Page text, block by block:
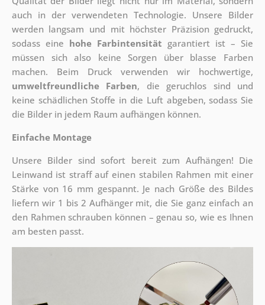
auch in der verwendeten Technologie. Unsere Bilder
werden langsam und mit höchster Präzision gedruckt,
sodass eine hohe Farbintensität garantiert ist – Sie
müssen sich also keine Sorgen über blasse Farben
machen. Beim Druck verwenden wir hochwertige,
umweltfreundliche Farben, die geruchlos sind und
keine schädlichen Stoffe in die Luft abgeben, sodass Sie
die Bilder in jedem Raum aufhängen können.
Einfache Montage
Unsere Bilder sind sofort bereit zum Aufhängen! Die
Leinwand ist straff auf einen stabilen Rahmen mit einer
Stärke von 16 mm gespannt. Je nach Größe des Bildes
liefern wir 1 bis 2 Aufhänger mit, die Sie ganz einfach an
den Rahmen schrauben können – genau so, wie es Ihnen
am besten passt.